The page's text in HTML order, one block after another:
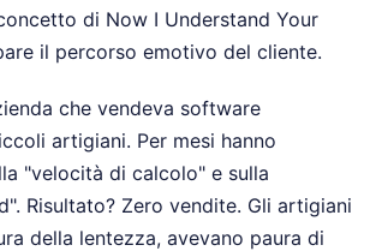
di Now I Understand Your
il percorso emotivo del cliente.
che vendeva software
artigiani. Per mesi hanno
"velocità di calcolo" e sulla
Risultato? Zero vendite. Gli artigiani
della lentezza, avevano paura di